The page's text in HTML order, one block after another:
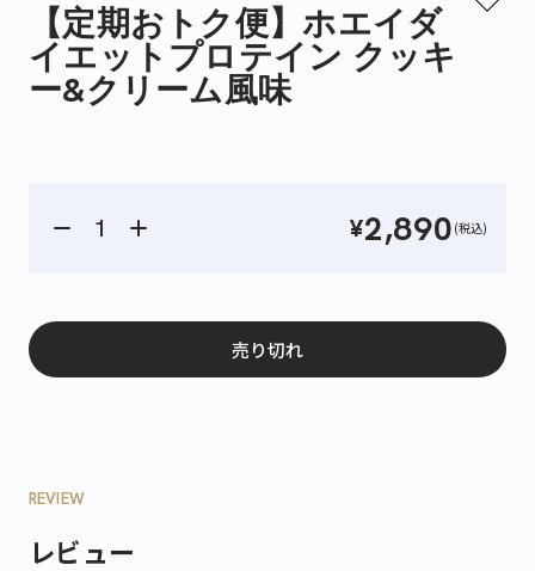
【定期おトク便】ホエイダ
イエットプロテイン クッキ
ー&クリーム風味
¥2,890 (税込)
売り切れ
REVIEW
レビュー